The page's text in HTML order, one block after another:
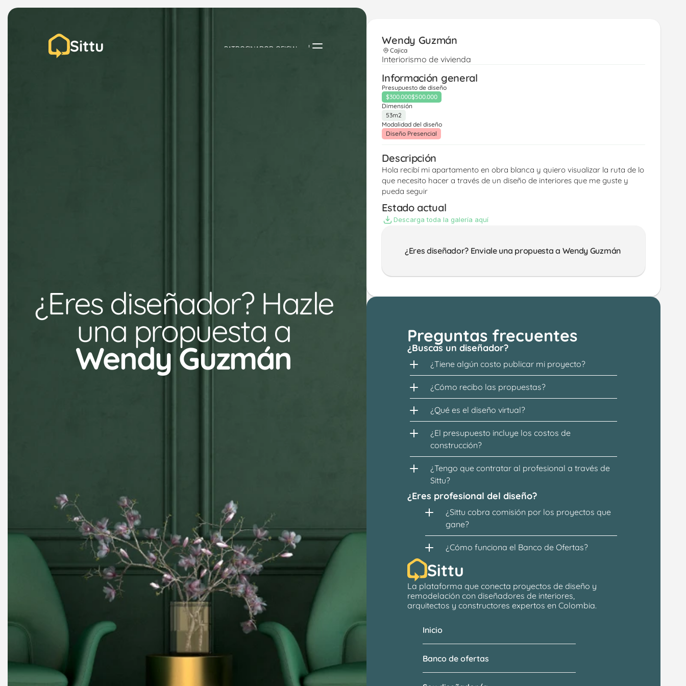
Sittu PATROCINADOR OFICIAL
¿Eres diseñador? Hazle
una propuesta a
Wendy Guzmán
Wendy Guzmán
Cajica
Interiorismo de vivienda
Información general
Presupuesto de diseño
$300.000$500.000
Dimensión
53m2
Modalidad del diseño
Diseño Presencial
Descripción
Hola recibí mi apartamento en obra blanca y quiero visualizar la ruta de lo
que necesito hacer a través de un diseño de interiores que me guste y
pueda seguir
Estado actual
Descarga toda la galería aquí
¿Eres diseñador? Enviale una propuesta a Wendy Guzmán
Preguntas frecuentes
¿Buscas un diseñador?
¿Tiene algún costo publicar mi proyecto?
¿Cómo recibo las propuestas?
¿Qué es el diseño virtual?
¿El presupuesto incluye los costos de
construcción?
¿Tengo que contratar al profesional a través de
Sittu?
¿Eres profesional del diseño?
¿Sittu cobra comisión por los proyectos que
gane?
¿Cómo funciona el Banco de Ofertas?
Sittu
La plataforma que conecta proyectos de diseño y
remodelación con diseñadores de interiores,
arquitectos y constructores expertos en Colombia.
Banco de ofertas
Inicio